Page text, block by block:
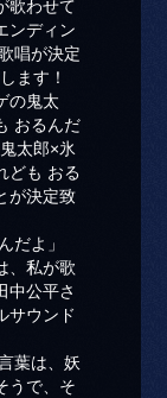
歌わせて
ンディン
唱が決定
ます！
の鬼太
おるんだ
太郎×氷
ども おる
が決定致
だよ」
、私が歌
中公平さ
サウンド
葉は、妖
うで、そ